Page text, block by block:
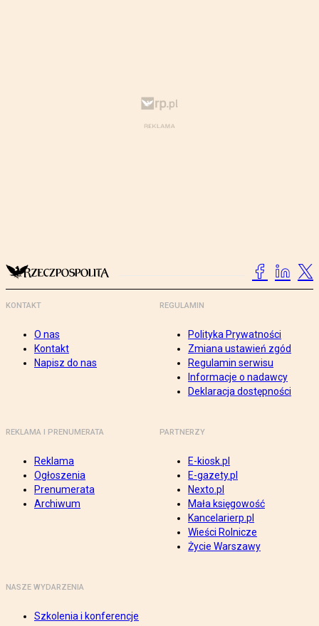
KONTAKT
O nas
Kontakt
Napisz do nas
REGULAMIN
Polityka Prywatności
Zmiana ustawień zgód
Regulamin serwisu
Informacje o nadawcy
Deklaracja dostępności
REKLAMA I PRENUMERATA
Reklama
Ogłoszenia
Prenumerata
Archiwum
PARTNERZY
E-kiosk.pl
E-gazety.pl
Nexto.pl
Mała księgowość
Kancelarierp.pl
Wieści Rolnicze
Życie Warszawy
NASZE WYDARZENIA
Szkolenia i konferencje